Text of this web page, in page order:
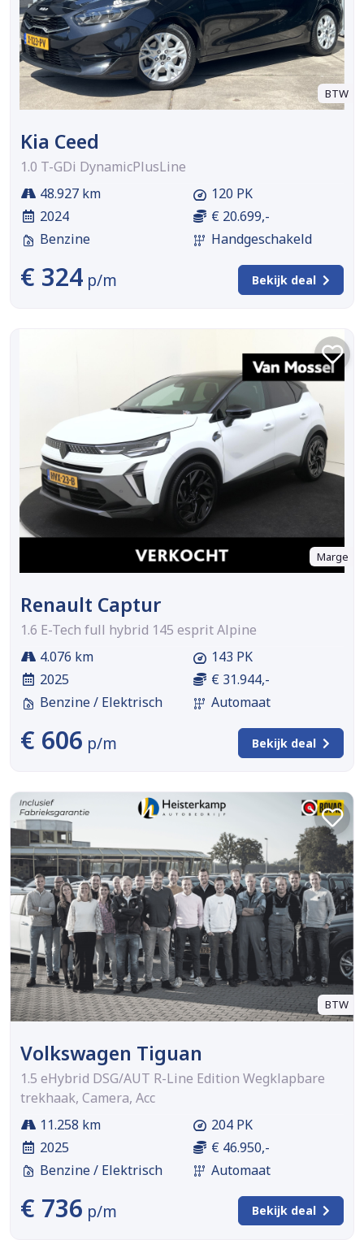
BTW
Kia Ceed
1.0 T-GDi DynamicPlusLine
48.927 km
2024
Benzine
120 PK
€ 20.699,-
Handgeschakeld
€ 324 p/m Bekijk deal
Marge
Renault Captur
1.6 E-Tech full hybrid 145 esprit Alpine
4.076 km
2025
Benzine / Elektrisch
143 PK
€ 31.944,-
Automaat
€ 606 p/m Bekijk deal
BTW
Volkswagen Tiguan
1.5 eHybrid DSG/AUT R-Line Edition Wegklapbare
trekhaak, Camera, Acc
11.258 km
2025
Benzine / Elektrisch
204 PK
€ 46.950,-
Automaat
€ 736 p/m Bekijk deal